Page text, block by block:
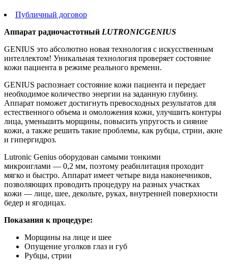
Публичный договор
Аппарат радиочастотный LUTRONICGENIUS
GENIUS это абсолютно новая технология с искусственным
интеллектом! Уникальная технология проверяет состояние
кожи пациента в режиме реального времени.
GENIUS распознает состояние кожи пациента и передает
необходимое количество энергии на заданную глубину.
Аппарат поможет достигнуть превосходных результатов для
естественного объема и омоложения кожи, улучшить контуры
лица, уменьшить морщины, повысить упругость и сияние
кожи, а также решить такие проблемы, как рубцы, стрии, акне
и гипергидроз.
Lutronic Genius оборудован самыми тонкими
микроиглами — 0,2 мм, поэтому реабилитация проходит
мягко и быстро. Аппарат имеет четыре вида наконечников,
позволяющих проводить процедуру на разных участках
кожи — лице, шее, декольте, руках, внутренней поверхности
бедер и ягодицах.
Показания к процедуре:
Морщины на лице и шее
Опущение уголков глаз и губ
Рубцы, стрии